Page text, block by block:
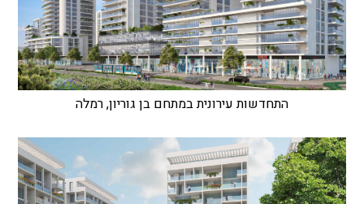
התחדשות עירונית במתחם בן גוריון, רמלה